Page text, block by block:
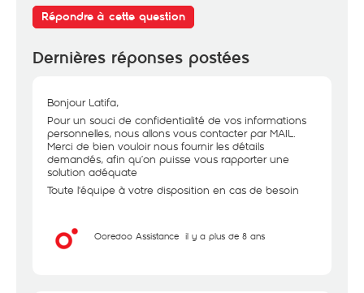
Répondre à cette question
Dernières réponses postées
Bonjour Latifa,
Pour un souci de confidentialité de vos informations
personnelles, nous allons vous contacter par MAIL.
Merci de bien vouloir nous fournir les détails
demandés, afin qu’on puisse vous rapporter une
solution adéquate
Toute l'équipe à votre disposition en cas de besoin
Ooredoo Assistance il y a plus de 8 ans